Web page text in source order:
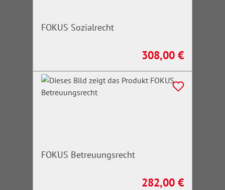
FOKUS Sozialrecht
Regulärer Preis:
308,00 €
FOKUS Betreuungsrecht
Regulärer Preis:
282,00 €